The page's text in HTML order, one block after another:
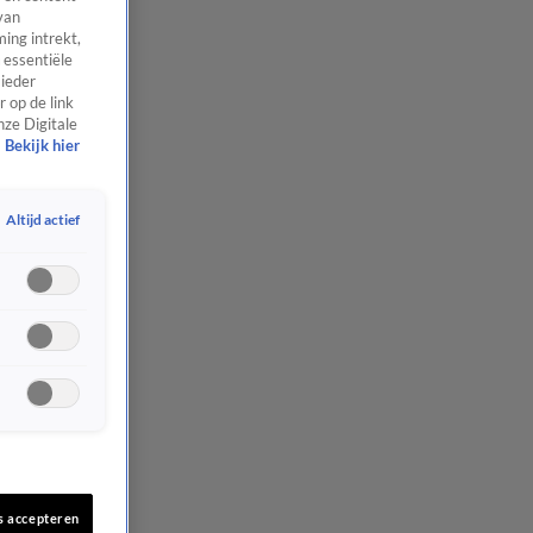
intrekt,
op de link
Digitale
Bekijk hier
Altijd actief
accepteren